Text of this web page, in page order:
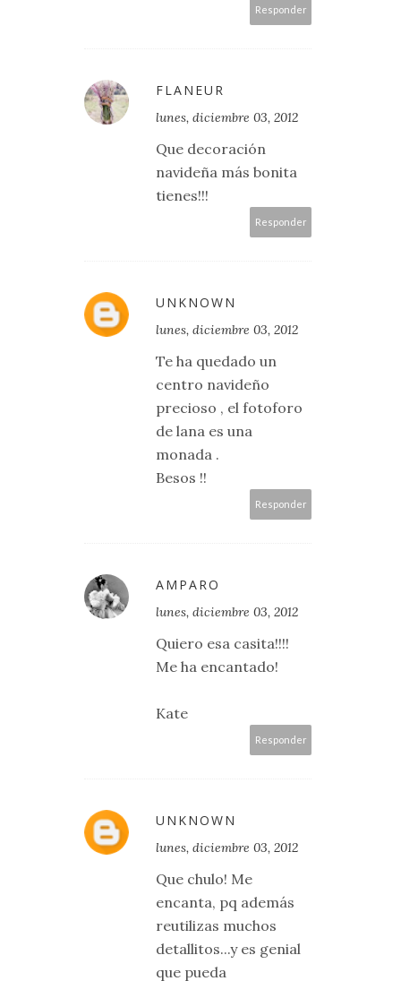
Responder
FLANEUR
lunes, diciembre 03, 2012
Que decoración
navideña más bonita
tienes!!!
Responder
UNKNOWN
lunes, diciembre 03, 2012
Te ha quedado un
centro navideño
precioso , el fotoforo
de lana es una
monada .
Besos !!
Responder
AMPARO
lunes, diciembre 03, 2012
Quiero esa casita!!!!
Me ha encantado!
Kate
Responder
UNKNOWN
lunes, diciembre 03, 2012
Que chulo! Me
encanta, pq además
reutilizas muchos
detallitos...y es genial
que pueda